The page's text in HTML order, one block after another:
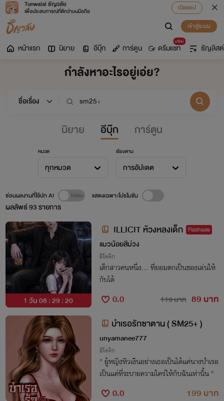
Tunwalai ธัญวลัย
เพื่อประสบการณ์ที่ดีกว่าบนมือถือ
เปิดแอป
เข้าสู่ระบบ
หน้าแรก นิยาย อีบุ๊ก การ์ตูน
มาใหม่
ดรีมแชท ธัญลิสต์
กำลังหาอะไรอยู่เอ่ย?
นิยาย อีบุ๊ก การ์ตูน
หมวด
ทุกหมวด
เรียงตาม
การอัปเดต
ผลลัพธ์93รายการ
ซ่อนผลงานที่ใช้ปก AI แสดงเฉพาะโปรโมชัน
1 วัน 08 : 29 : 19
ILLICIT ห้วงหลงเด็ก Flashsale
แมวน้อยสีม่วง
อีโรติก
เด็กสาวคนหนึ่ง… ที่ยอมตกเป็นของเล่นให้
กับได้
0.0 119 บาท 89 บาท
บำเรอรักซาตาน ( SM25+ )
unyamanee777
อีโรติก
" ผู้หญิงหิวเงินอย่างเธอเป็นได้แค่นางบำเรอ
เป็นแค่ที่ระบายความใคร่ให้กับฉันเท่านั้น "
0.0
199 บาท